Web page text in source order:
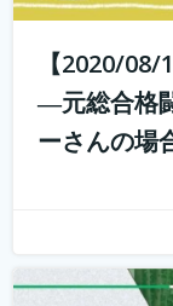
【2020/
―元総合格
ーさんの
こんにちは！ 学
と言います。 学
でいただいてい
味がありますか